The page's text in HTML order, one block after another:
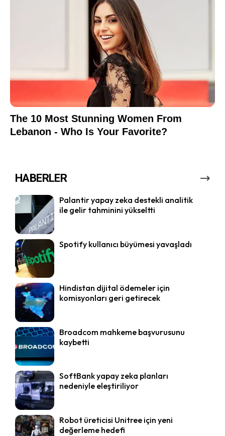
HABERLER
Palantir yapay zeka destekli analitik
ile gelir tahminini yükseltti
Spotify kullanıcı büyümesi yavaşladı
Hindistan dijital ödemeler için
komisyonları geri getirecek
Broadcom mahkeme başvurusunu
kaybetti
SoftBank yapay zeka planları
nedeniyle eleştiriliyor
Robot üreticisi Unitree için yeni
değerleme hedefi